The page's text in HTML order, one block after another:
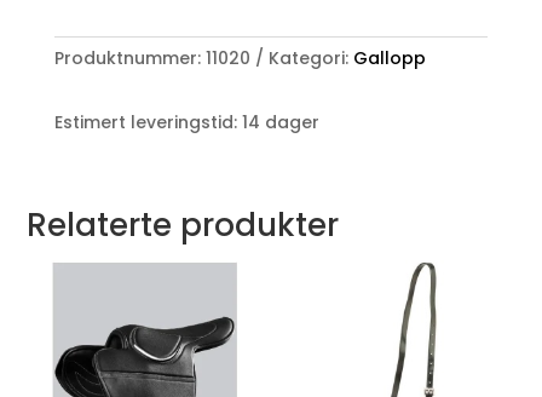
Produktnummer: 11020 Kategori: Gallopp
Estimert leveringstid: 14 dager
Relaterte produkter